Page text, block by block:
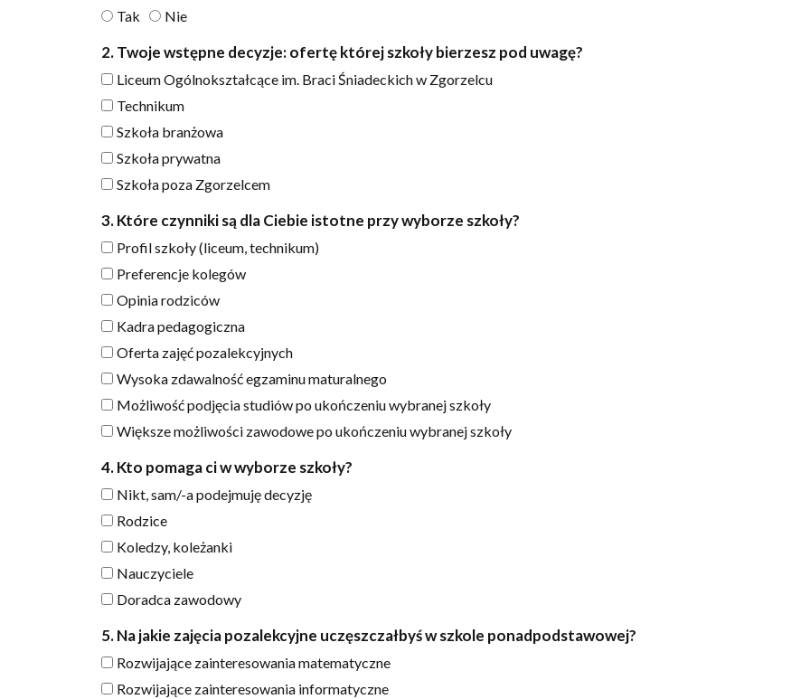
Tak Nie
2. Twoje wstępne decyzje: ofertę której szkoły bierzesz pod uwagę?
Liceum Ogólnokształcące im. Braci Śniadeckich w Zgorzelcu
Technikum
Szkoła branżowa
Szkoła prywatna
Szkoła poza Zgorzelcem
3. Które czynniki są dla Ciebie istotne przy wyborze szkoły?
Profil szkoły (liceum, technikum)
Preferencje kolegów
Opinia rodziców
Kadra pedagogiczna
Oferta zajęć pozalekcyjnych
Wysoka zdawalność egzaminu maturalnego
Możliwość podjęcia studiów po ukończeniu wybranej szkoły
Większe możliwości zawodowe po ukończeniu wybranej szkoły
4. Kto pomaga ci w wyborze szkoły?
Nikt, sam/-a podejmuję decyzję
Rodzice
Koledzy, koleżanki
Nauczyciele
Doradca zawodowy
5. Na jakie zajęcia pozalekcyjne uczęszczałbyś w szkole ponadpodstawowej?
Rozwijające zainteresowania matematyczne
Rozwijające zainteresowania informatyczne